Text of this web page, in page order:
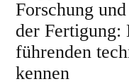
Forschung
der Fertigung:
führenden
kennen